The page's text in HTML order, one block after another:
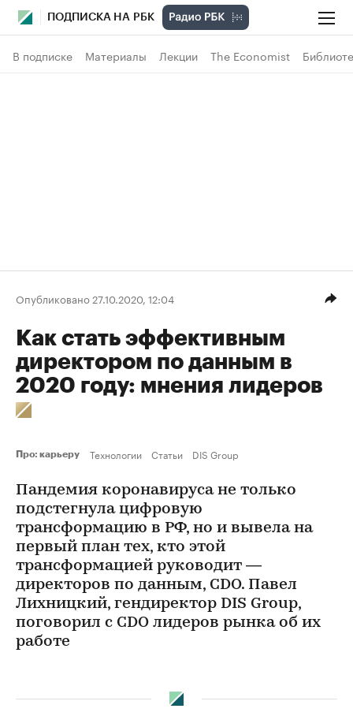
ПОДПИСКА НА РБК
В подписке Материалы Лекции The Economist
Опубликовано 27.10.2020, 12:04
Как стать эффективным
директором по данным в
2020 году: мнения лидеров
Про: карьеру Технологии Статьи DIS Group
Пандемия коронавируса не только
подстегнула цифровую
трансформацию в РФ, но и вывела на
первый план тех, кто этой
трансформацией руководит —
директоров по данным, CDO. Павел
Лихницкий, гендиректор DIS Group,
поговорил с CDO лидеров рынка об их
работе